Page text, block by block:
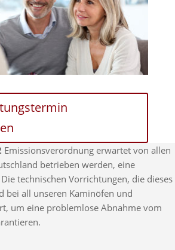
Emissionsverordnung erwartet von allen
betrieben werden, eine
technischen Vorrichtungen, die dieses
bei all unseren Kaminöfen und
um eine problemlose Abnahme vom